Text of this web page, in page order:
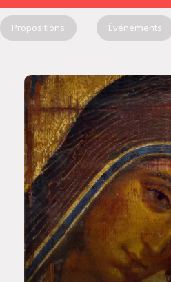
Propositions Événements